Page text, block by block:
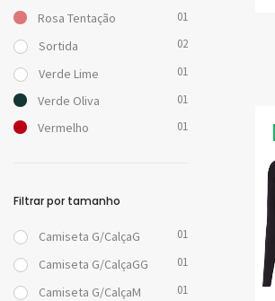
Rosa Tentação 01
Sortida 02
Verde Lime 01
Verde Oliva 01
Vermelho 01
Filtrar por tamanho
Camiseta G/CalçaG 01
Camiseta G/CalçaGG 01
Camiseta G/CalçaM 01